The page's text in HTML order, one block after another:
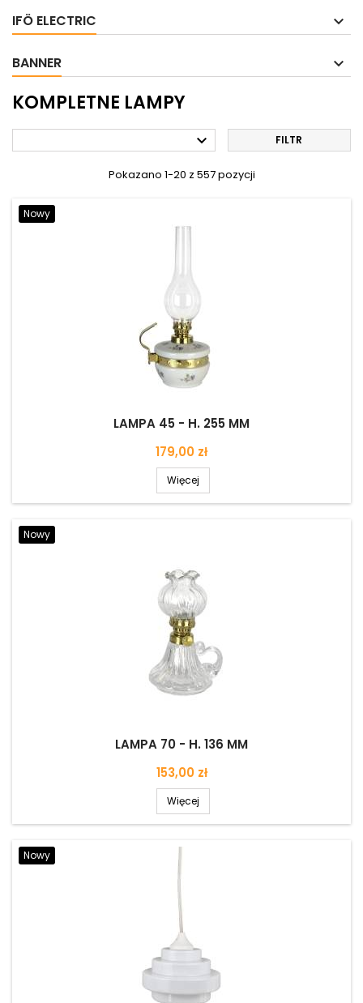
IFÖ ELECTRIC
BANNER
KOMPLETNE LAMPY
 FILTR
Pokazano 1-20 z 557 pozycji
Nowy
LAMPA 45 - H. 255 MM
Cena
179,00 zł
Więcej
Nowy
LAMPA 70 - H. 136 MM
Cena
153,00 zł
Więcej
Nowy